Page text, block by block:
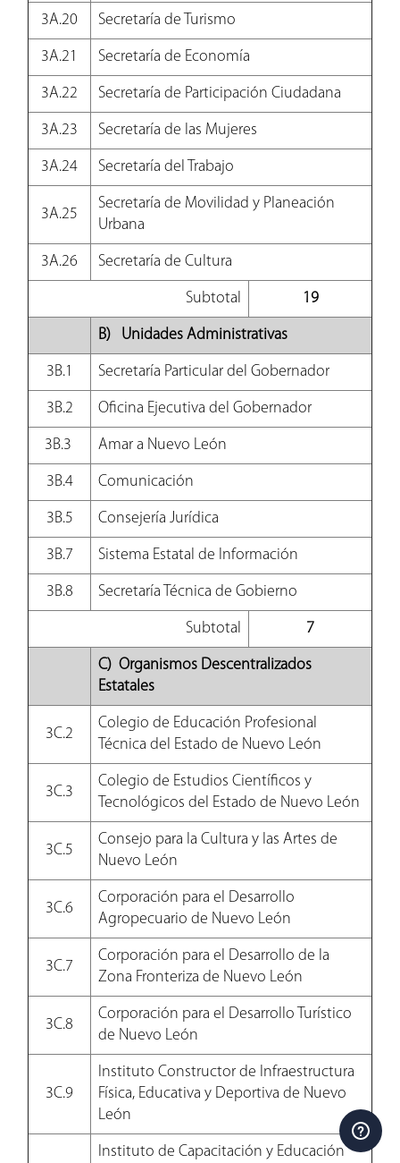
3A.20 Secretaría de Turismo
3A.21 Secretaría de Economía
3A.22 Secretaría de Participación Ciudadana
3A.23 Secretaría de las Mujeres
3A.24 Secretaría del Trabajo
3A.25
Secretaría de Movilidad y Planeación
Urbana
3A.26 Secretaría de Cultura
Subtotal 19
B) Unidades Administrativas
3B.1 Secretaría Particular del Gobernador
3B.2 Oficina Ejecutiva del Gobernador
3B.3 Amar a Nuevo León
3B.4 Comunicación
3B.5 Consejería Jurídica
3B.7 Sistema Estatal de Información
3B.8 Secretaría Técnica de Gobierno
Subtotal 7
C) Organismos Descentralizados
Estatales
3C.2
Colegio de Educación Profesional
Técnica del Estado de Nuevo León
3C.3
Colegio de Estudios Científicos y
Tecnológicos del Estado de Nuevo León
3C.5
Consejo para la Cultura y las Artes de
Nuevo León
3C.6
Corporación para el Desarrollo
Agropecuario de Nuevo León
3C.7
Corporación para el Desarrollo de la
Zona Fronteriza de Nuevo León
3C.8
Corporación para el Desarrollo Turístico
de Nuevo León
3C.9
Instituto Constructor de Infraestructura
Física, Educativa y Deportiva de Nuevo
León
Instituto de Capacitación y Educación